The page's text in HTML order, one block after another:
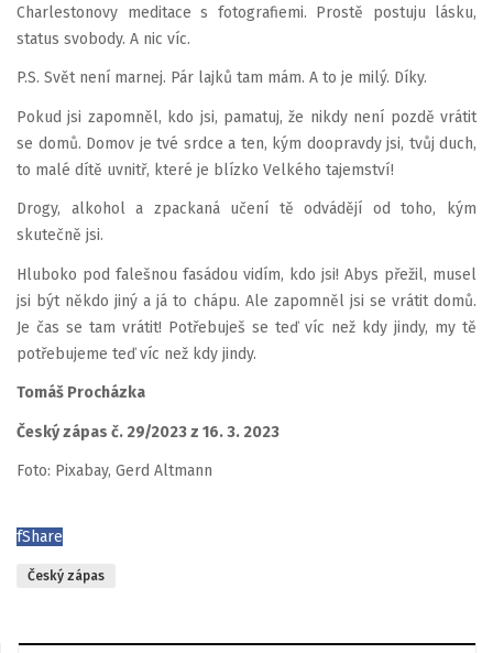
Charlestonovy meditace s fotografiemi. Prostě postuju lásku,
status svobody. A nic víc.
P.S. Svět není marnej. Pár lajků tam mám. A to je milý. Díky.
Pokud jsi zapomněl, kdo jsi, pamatuj, že nikdy není pozdě vrátit
se domů. Domov je tvé srdce a ten, kým doopravdy jsi, tvůj duch,
to malé dítě uvnitř, které je blízko Velkého tajemství!
Drogy, alkohol a zpackaná učení tě odvádějí od toho, kým
skutečně jsi.
Hluboko pod falešnou fasádou vidím, kdo jsi! Abys přežil, musel
jsi být někdo jiný a já to chápu. Ale zapomněl jsi se vrátit domů.
Je čas se tam vrátit! Potřebuješ se teď víc než kdy jindy, my tě
potřebujeme teď víc než kdy jindy.
Tomáš Procházka
Český zápas č. 29/2023 z 16. 3. 2023
Foto: Pixabay, Gerd Altmann
fShare
Český zápas